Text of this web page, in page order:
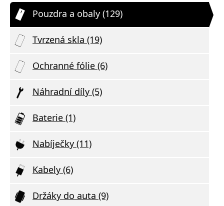
Pouzdra a obaly (129)
Tvrzená skla (19)
Ochranné fólie (6)
Náhradní díly (5)
Baterie (1)
Nabíječky (11)
Kabely (6)
Držáky do auta (9)